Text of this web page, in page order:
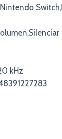
Nintendo
kHz